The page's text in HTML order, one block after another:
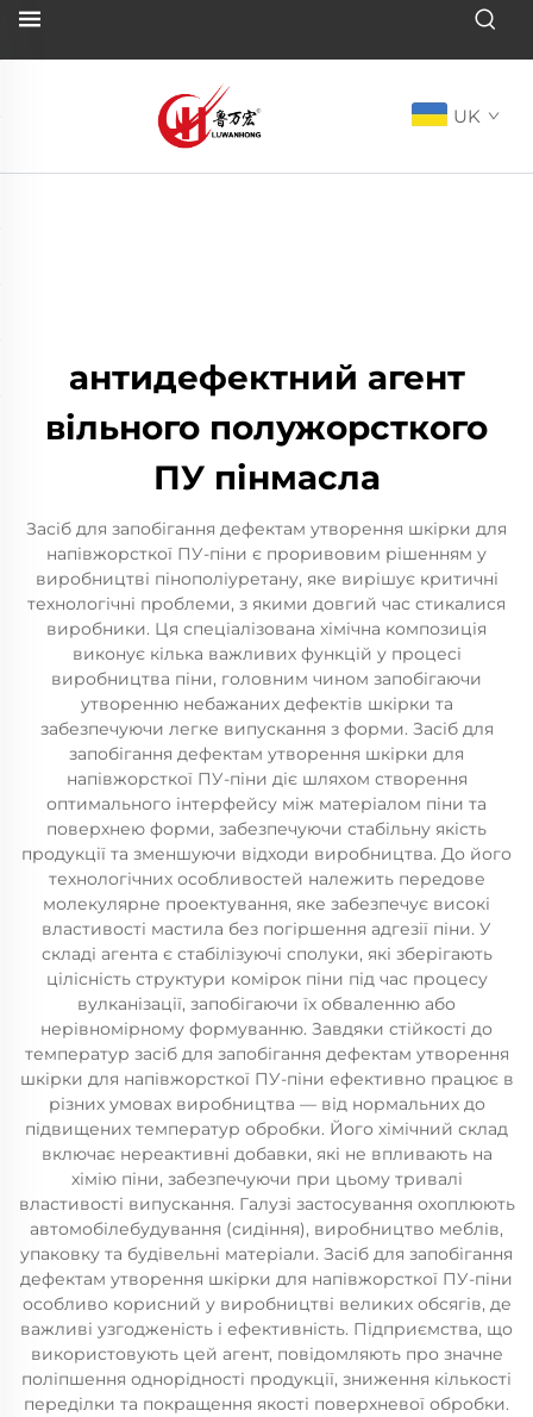
UK
антидефектний агент
вільного полужорсткого
ПУ пінмасла
Засіб для запобігання дефектам утворення шкірки для
напівжорсткої ПУ-піни є проривовим рішенням у
виробництві пінополіуретану, яке вирішує критичні
технологічні проблеми, з якими довгий час стикалися
виробники. Ця спеціалізована хімічна композиція
виконує кілька важливих функцій у процесі
виробництва піни, головним чином запобігаючи
утворенню небажаних дефектів шкірки та
забезпечуючи легке випускання з форми. Засіб для
запобігання дефектам утворення шкірки для
напівжорсткої ПУ-піни діє шляхом створення
оптимального інтерфейсу між матеріалом піни та
поверхнею форми, забезпечуючи стабільну якість
продукції та зменшуючи відходи виробництва. До його
технологічних особливостей належить передове
молекулярне проектування, яке забезпечує високі
властивості мастила без погіршення адгезії піни. У
складі агента є стабілізуючі сполуки, які зберігають
цілісність структури комірок піни під час процесу
вулканізації, запобігаючи їх обваленню або
нерівномірному формуванню. Завдяки стійкості до
температур засіб для запобігання дефектам утворення
шкірки для напівжорсткої ПУ-піни ефективно працює в
різних умовах виробництва — від нормальних до
підвищених температур обробки. Його хімічний склад
включає нереактивні добавки, які не впливають на
хімію піни, забезпечуючи при цьому тривалі
властивості випускання. Галузі застосування охоплюють
автомобілебудування (сидіння), виробництво меблів,
упаковку та будівельні матеріали. Засіб для запобігання
дефектам утворення шкірки для напівжорсткої ПУ-піни
особливо корисний у виробництві великих обсягів, де
важливі узгодженість і ефективність. Підприємства, що
використовують цей агент, повідомляють про значне
поліпшення однорідності продукції, зниження кількості
переділки та покращення якості поверхневої обробки.